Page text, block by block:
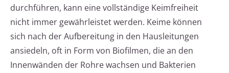
durchführen, kann eine vollständige Keimfreiheit
nicht immer gewährleistet werden. Keime können
sich nach der Aufbereitung in den Hausleitungen
ansiedeln, oft in Form von Biofilmen, die an den
Innenwänden der Rohre wachsen und Bakterien